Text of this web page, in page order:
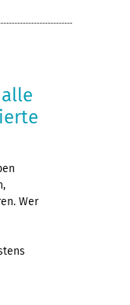
Wer